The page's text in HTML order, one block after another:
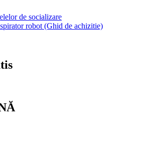
de socializare
robot (Ghid de achizitie)